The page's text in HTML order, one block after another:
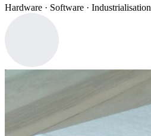
Hardware · Software · Industrialisation